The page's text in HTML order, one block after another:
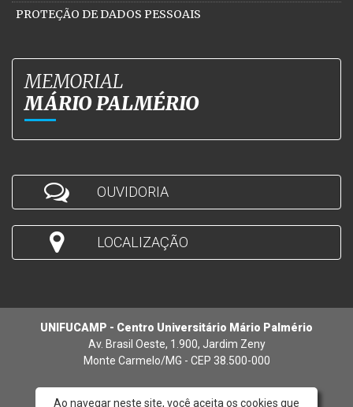
PROTEÇÃO DE DADOS PESSOAIS
MEMORIAL
MÁRIO PALMÉRIO
OUVIDORIA
LOCALIZAÇÃO
UNIFUCAMP - Centro Universitário Mário Palmério
Av. Brasil Oeste, 1.900, Jardim Zeny
Monte Carmelo/MG - CEP 38.500-000
Ao navegar neste site, você aceita os cookies que